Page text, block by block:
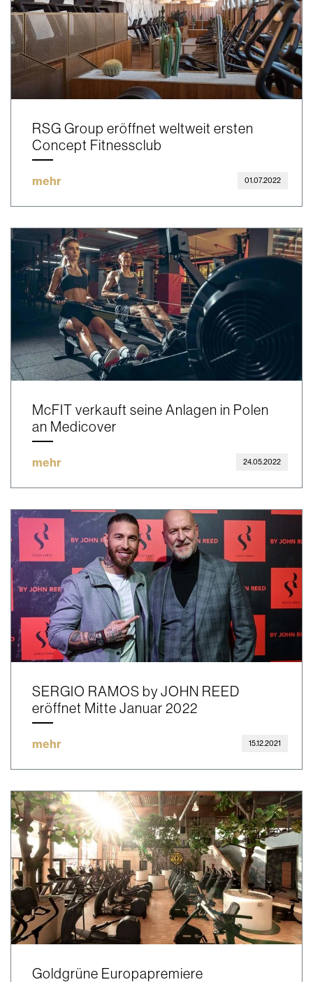
RSG Group eröffnet weltweit ersten
Concept Fitnessclub
mehr 01.07.2022
McFIT verkauft seine Anlagen in Polen
an Medicover
mehr 24.05.2022
SERGIO RAMOS by JOHN REED
eröffnet Mitte Januar 2022
mehr 15.12.2021
Goldgrüne Europapremiere